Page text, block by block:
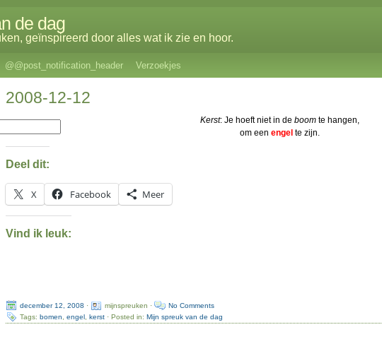
de dag
geïnspireerd door alles wat ik zie en hoor.
@@post_notification_header Verzoekjes
2008-12-12
Kerst: Je hoeft niet in deboom te hangen,
om eenengel te zijn.
Deel dit:
X Facebook Meer
Vind ik leuk:
december 12, 2008 · mijnspreuken ·
No Comments
Tags:bomen ,engel ,kerst · Posted in:Mijn spreuk van de dag